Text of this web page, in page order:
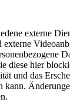
externe
diese hier
und das
kann.